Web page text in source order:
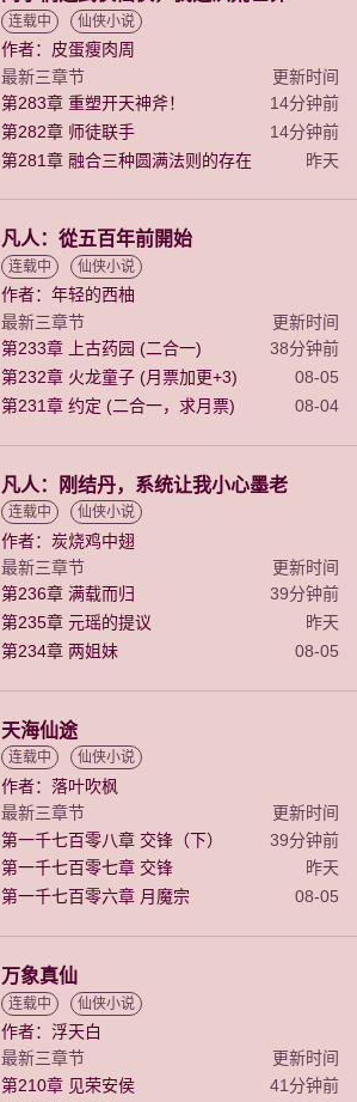
连载中 仙侠小说
作者：皮蛋瘦肉周
更新时间
最新三章节
14分钟前
第283章 重塑开天神斧！
14分钟前
第282章 师徒联手
昨天
第281章 融合三种圆满法则的存在
凡人：從五百年前開始
连载中 仙侠小说
作者：年轻的西柚
更新时间
最新三章节
38分钟前
第233章 上古药园 (二合一)
08-05
第232章 火龙童子 (月票加更+3)
08-04
第231章 约定 (二合一，求月票)
凡人：刚结丹，系统让我小心墨老
连载中 仙侠小说
作者：炭烧鸡中翅
更新时间
最新三章节
39分钟前
第236章 满载而归
昨天
第235章 元瑶的提议
08-05
第234章 两姐妹
天海仙途
连载中 仙侠小说
作者：落叶吹枫
更新时间
最新三章节
39分钟前
第一千七百零八章 交锋（下）
昨天
第一千七百零七章 交锋
08-05
第一千七百零六章 月魔宗
万象真仙
连载中 仙侠小说
作者：浮天白
更新时间
最新三章节
41分钟前
第210章 见荣安侯